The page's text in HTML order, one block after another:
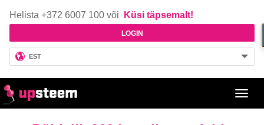
Helista +372 6007 100 või Küsi täpsemalt!
LOGIN
EST